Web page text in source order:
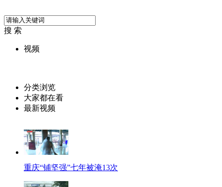
搜 索
视频
分类浏览
大家都在看
最新视频
重庆“铺坚强”七年被淹13次